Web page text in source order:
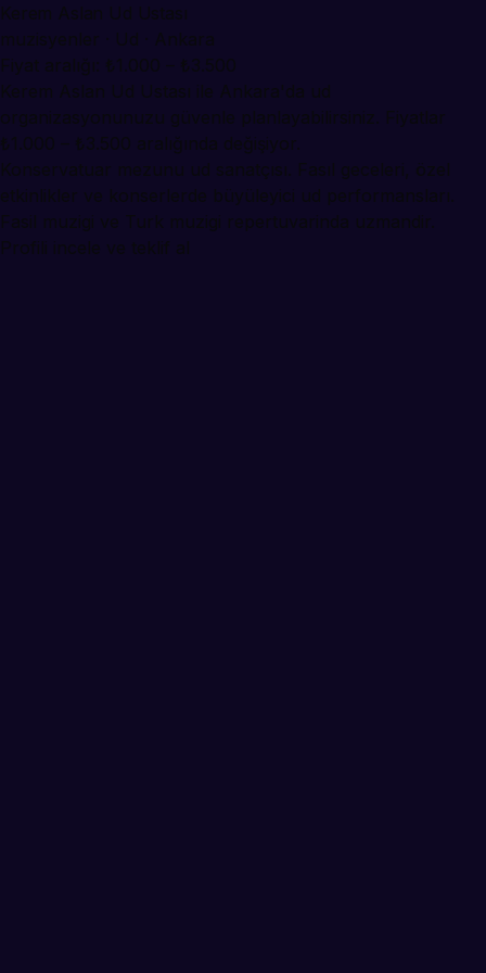
Kerem Aslan Ud Ustası
muzisyenler · Ud · Ankara
Fiyat aralığı: ₺1.000 – ₺3.500
Kerem Aslan Ud Ustası ile Ankara'da ud
organizasyonunuzu güvenle planlayabilirsiniz. Fiyatlar
₺1.000 – ₺3.500 aralığında değişiyor.
Konservatuar mezunu ud sanatçısı. Fasıl geceleri, özel
etkinlikler ve konserlerde büyüleyici ud performansları.
Fasil muzigi ve Turk muzigi repertuvarinda uzmandir.
Profili incele ve teklif al